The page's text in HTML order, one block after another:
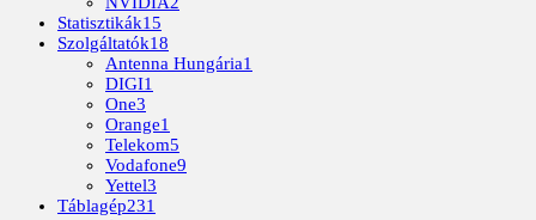
Statisztikák15
Szolgáltatók18
Antenna Hungária1
DIGI1
One3
Orange1
Telekom5
Vodafone9
Yettel3
Táblagép231